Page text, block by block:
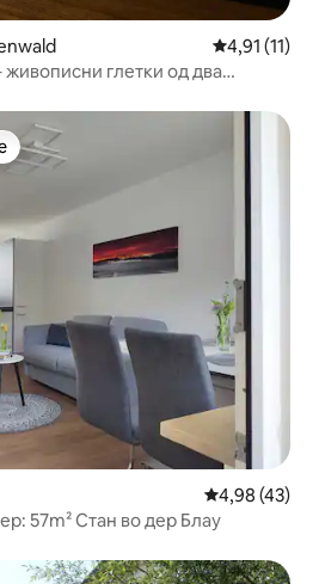
Просечна
4,91 (11)
глетки од два
на гостите“
Просечна
4,98 (43)
57m² Стан во дер Блау